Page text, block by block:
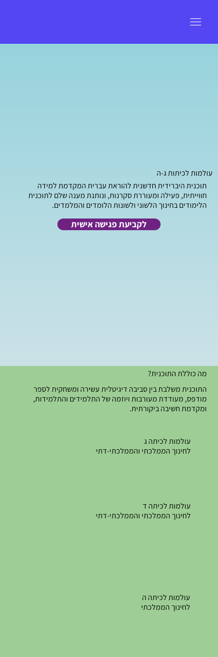
מה כוללת התוכנית?
עולמות לכיתה ג
לחינוך הממלכתי והממלכתי-דתי
עולמות לכיתה ד
לחינוך הממלכתי והממלכתי-דתי
עולמות לכיתה ה
לחינוך הממלכתי
התוכנית משלבת בין סביבה דיגיטלית עשירה ומשחקית לספר
מודפס, מעודדת מעורבות ויוזמה של התלמידים והתלמידות,
ומקדמת חשיבה ביקורתית.
עולמות לכיתות ג-ה
תוכנית היברידית חדשנית להוראת עברית המקדמת למידה
חווייתית, פעילה ומעוררת סקרנות, ונותנת מענה שלם לתוכנית
הלימודים בחינוך הלשוני ולשונות הלומדים והמלמדים.
לקביעת פגישה אישית